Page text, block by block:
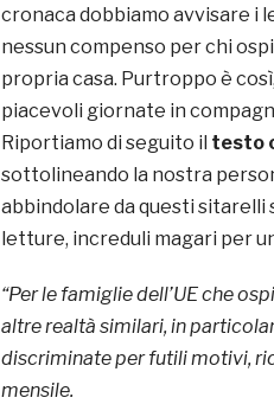
cronaca dobbiamo avvisare i
nessun compenso per chi
propria casa. Purtroppo è
piacevoli giornate in
Riportiamo di seguito il testo
sottolineando la nostra
abbindolare da questi sitarelli
letture, increduli magari per
“Per le famiglie dell’UE che
altre realtà similari, in
discriminate per futili motivi,
mensile.